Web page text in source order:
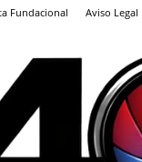
Fundacional Aviso Legal